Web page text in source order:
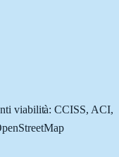
viabilità: CCISS, ACI,